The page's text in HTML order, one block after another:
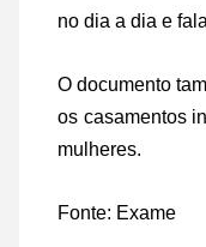
no dia a dia e
O documento
os casamentos
mulheres.
Fonte: Exame